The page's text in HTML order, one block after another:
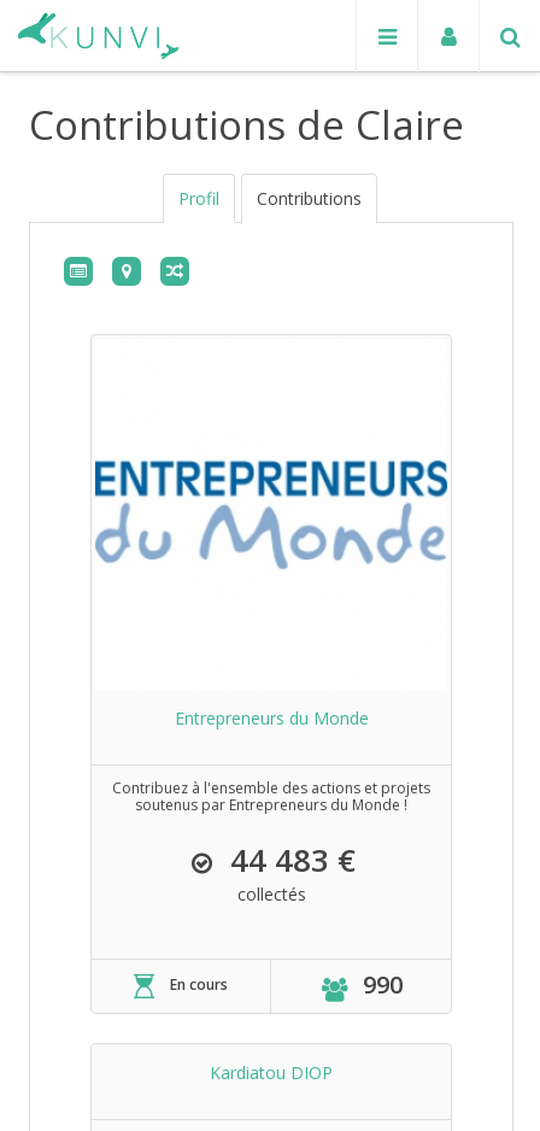
Contributions de Claire
Profil Contributions
Entrepreneurs du Monde
Contribuez à l'ensemble des actions et projets
soutenus par Entrepreneurs du Monde !
44 483 €
collectés
En cours 990
Kardiatou DIOP